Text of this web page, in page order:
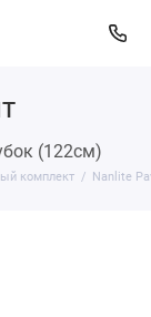
(122см)
комплект Nanlite